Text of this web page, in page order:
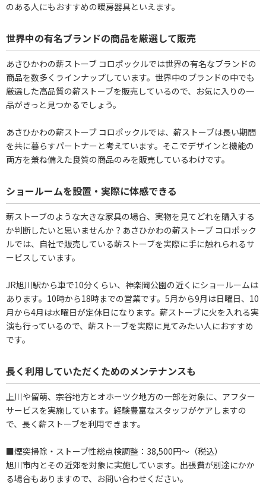
のある人にもおすすめの暖房器具といえます。
世界中の有名ブランドの商品を厳選して販売
あさひかわの薪ストーブ コロポックルでは世界の有名なブランドの
商品を数多くラインナップしています。世界中のブランドの中でも
厳選した高品質の薪ストーブを販売しているので、お気に入りの一
品がきっと見つかるでしょう。
あさひかわの薪ストーブ コロポックルでは、薪ストーブは長い期間
を共に暮らすパートナーと考えています。そこでデザインと機能の
両方を兼ね備えた良質の商品のみを販売しているわけです。
ショールームを設置・実際に体感できる
薪ストーブのような大きな家具の場合、実物を見てどれを購入する
か判断したいと思いませんか？あさひかわの薪ストーブ コロポック
ルでは、自社で販売している薪ストーブを実際に手に触れられるサ
ービスしています。
JR旭川駅から車で10分くらい、神楽岡公園の近くにショールームは
あります。10時から18時までの営業です。5月から9月は日曜日、10
月から4月は水曜日が定休日になります。薪ストーブに火を入れる実
演も行っているので、薪ストーブを実際に見てみたい人におすすめ
です。
長く利用していただくためのメンテナンスも
上川や留萌、宗谷地方とオホーツク地方の一部を対象に、アフター
サービスを実施しています。経験豊富なスタッフがケアしますの
で、長く薪ストーブを利用できます。
■煙突掃除・ストーブ性総点検調整：38,500円～（税込）
旭川市内とその近郊を対象に実施しています。出張費が別途にかか
る場合もありますので、お問い合わせください。